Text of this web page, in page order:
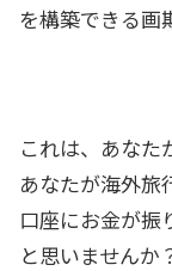
を構築できる画
これは、あなた
あなたが海外旅
口座にお金が振
と思いませんか